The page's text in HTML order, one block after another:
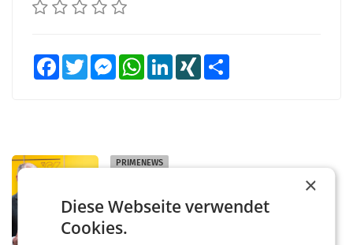
FacebookTwitter MessengerWhatsAppLinkedInXING
PRIMENEWS
Österreichische Post: Umsatzplus im
ersten Halbjahr trotz schwachem
Briefgeschäft
ersten Halbjahr 2026 einen Konzernumsatz
×
Diese Webseite verwendet
Cookies.